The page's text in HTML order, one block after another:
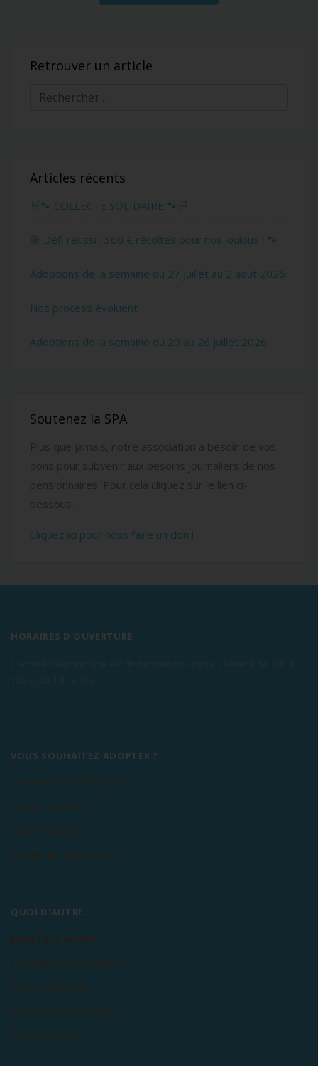
Retrouver un article
Articles récents
🛒🐾 COLLECTE SOLIDAIRE 🐾🛒
🎯 Défi réussi : 360 € récoltés pour nos loulous ! 🐾
Adoptions de la semaine du 27 juillet au 2 aout 2026
Nos process évoluent
Adoptions de la semaine du 20 au 26 juillet 2026
Soutenez la SPA
Plus que jamais, notre association a besoin de vos
dons pour subvenir aux besoins journaliers de nos
pensionnaires. Pour cela cliquez sur le lien ci-
dessous.
Cliquez ici pour nous faire un don !
HORAIRES D'OUVERTURE
VOUS SOUHAITEZ ADOPTER ?
Les conditions d'adoption
Adopter un chien
Adopter un chat
Adopter un lapin ou N.A.C
QUOI D'AUTRE...
Nous faire un don
L'actualité de l'association
Devenir bénévole
Découvrez nos mécènes
Nous contacter